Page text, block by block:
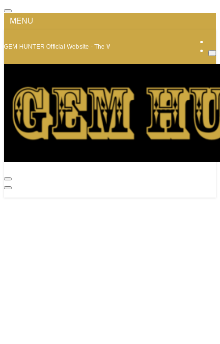
MENU
GEM HUNTER Official Website - The World of Minerals and Jewelry